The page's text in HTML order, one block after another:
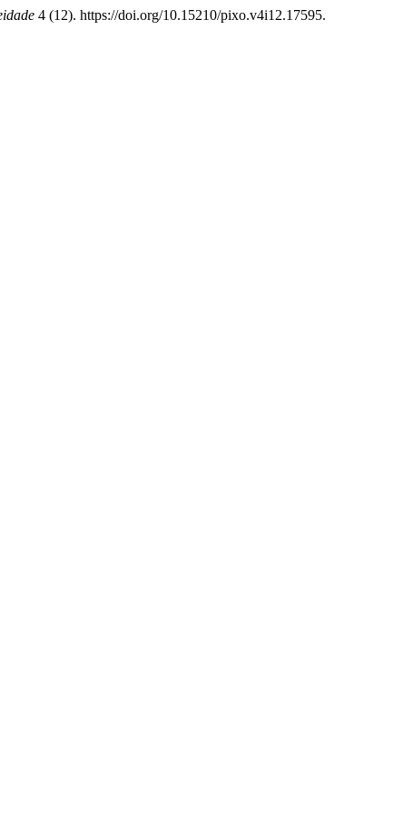
4 (12). https://doi.org/10.15210/pixo.v4i12.17595.